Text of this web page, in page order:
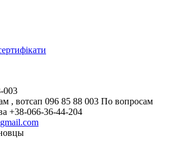
003
, вотсап 096 85 88 003 По вопросам
+38-066-36-44-204